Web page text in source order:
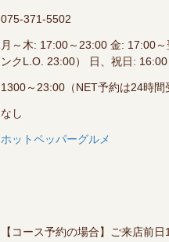
075-371-5502
月～木: 17:00～23:00 金: 17:00
ンクL.O. 23:00） 日、祝日:
1300～23:00（NET予約は24時間
なし
ホットペッパーグルメ
【コース予約の場合】ご来店前